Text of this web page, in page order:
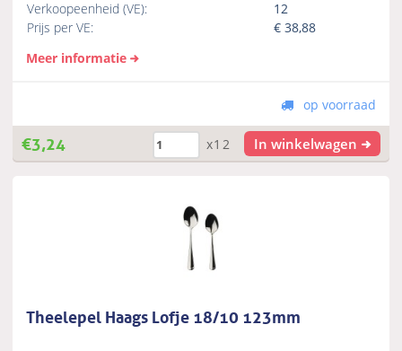
Verkoopeenheid (VE):
12
Prijs per VE:
€38,88
Meer informatie
op voorraad
€3,24 x12 In winkelwagen
Theelepel Haags Lofje 18/10 123mm